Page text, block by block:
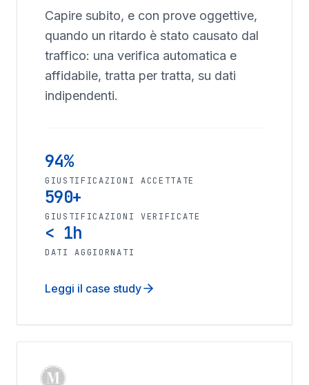
Capire subito, e con prove oggettive,
quando un ritardo è stato causato dal
traffico: una verifica automatica e
affidabile, tratta per tratta, su dati
indipendenti.
94%
GIUSTIFICAZIONI ACCETTATE
590+
GIUSTIFICAZIONI VERIFICATE
< 1h
DATI AGGIORNATI
Leggi il case study